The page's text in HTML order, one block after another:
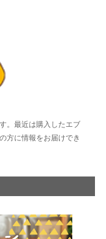
。最近は購入したエブ
方に情報をお届けでき